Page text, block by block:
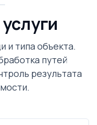
и типа объекта.
путей
результата